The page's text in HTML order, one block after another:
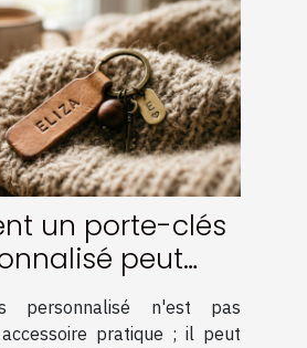
un porte-clés
peut
les liens ?
personnalisé n'est pas
pratique ; il peut